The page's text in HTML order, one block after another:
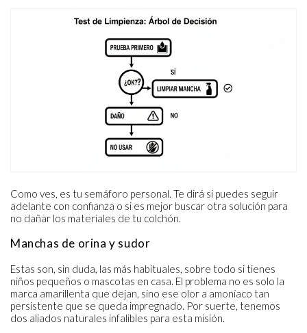
Como ves, es tu semáforo personal. Te dirá si puedes seguir
adelante con confianza o si es mejor buscar otra solución para
no dañar los materiales de tu colchón.
Manchas de orina y sudor
Estas son, sin duda, las más habituales, sobre todo si tienes
niños pequeños o mascotas en casa. El problema no es solo la
marca amarillenta que dejan, sino ese olor a amoníaco tan
persistente que se queda impregnado. Por suerte, tenemos
dos aliados naturales infalibles para esta misión.